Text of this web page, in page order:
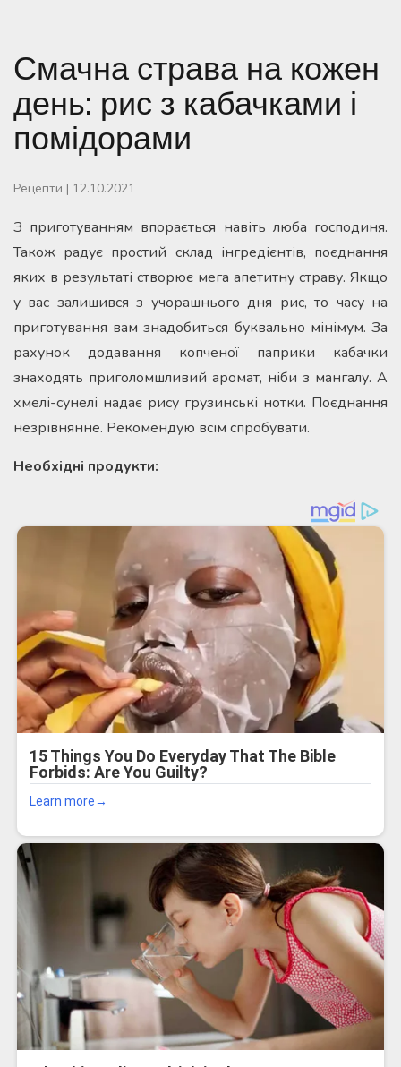
Смачна страва на кожен
день: рис з кабачками і
помідорами
Рецепти | 12.10.2021
З приготуванням впорається навіть люба господиня.
Також радує простий склад інгредієнтів, поєднання
яких в результаті створює мега апетитну страву. Якщо
у вас залишився з учорашнього дня рис, то часу на
приготування вам знадобиться буквально мінімум. За
рахунок додавання копченої паприки кабачки
знаходять приголомшливий аромат, ніби з мангалу. А
хмелі-сунелі надає рису грузинські нотки. Поєднання
незрівнянне. Рекомендую всім спробувати.
Необхідні продукти: